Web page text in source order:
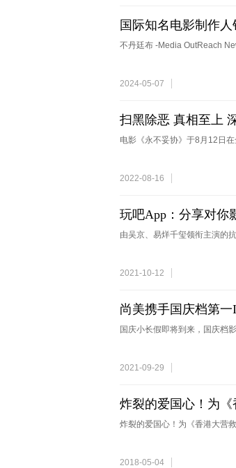
国际知名电影制作
2024年5月11日进行
不丹廷布 -Media OutReach
2024-05-07
扫黑除恶 真相至上
满落幕
电影《永不妥协》于8月12日
2022-08-16
玩吧App：分享对你
由吴京、易烊千玺领衔主演的
2021-10-12
尚美携手国庆档第
国庆小长假即将到来，国庆档
2021-09-29
炸裂的爱国心！为
炸裂的爱国心！为《香港大营
2018-05-04